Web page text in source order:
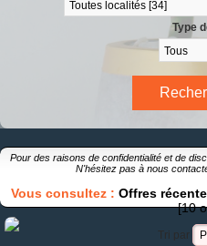
Type
Pour des raisons de confidentialité et de
N'hésitez pas à nous
Vous consultez : Offres
[10
Tri par